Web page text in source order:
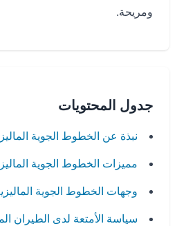
ومريحة.
جدول المحتويات
نبذة عن الخطوط الجوية الماليزية
مميزات الخطوط الجوية الماليزية
وجهات الخطوط الجوية الماليزية
سياسة الأمتعة لدى الطيران الماليزي